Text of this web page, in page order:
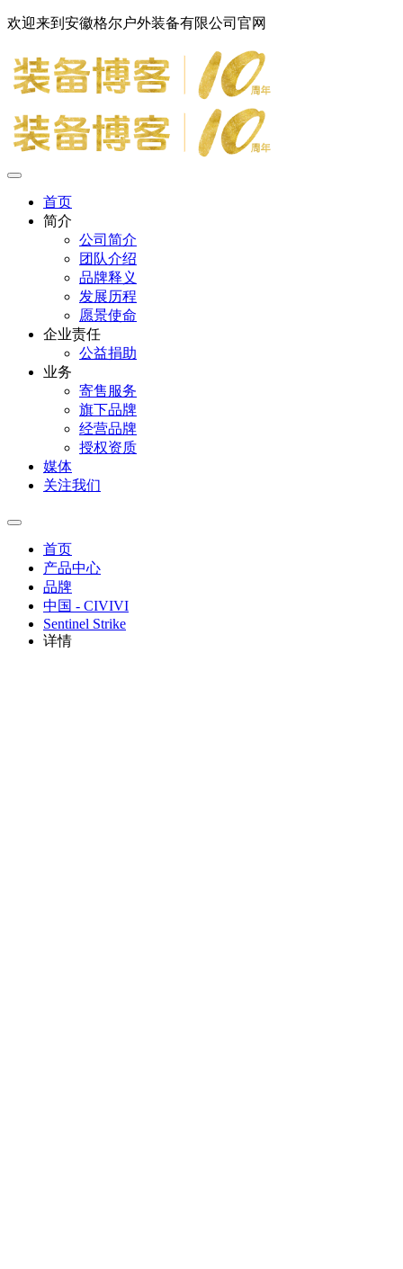
欢迎来到安徽格尔户外装备有限公司官网
首页
简介
公司简介
团队介绍
品牌释义
发展历程
愿景使命
企业责任
公益捐助
业务
寄售服务
旗下品牌
经营品牌
授权资质
媒体
关注我们
首页
产品中心
品牌
中国 - CIVIVI
Sentinel Strike
详情